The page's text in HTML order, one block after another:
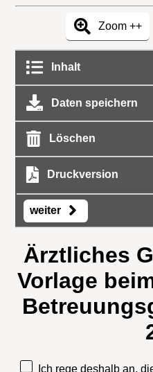
Zoom ++
Inhalt
Daten speichern
Löschen
Druckversion
weiter
Ärztliches
Vorlage
Ich rege deshalb an,